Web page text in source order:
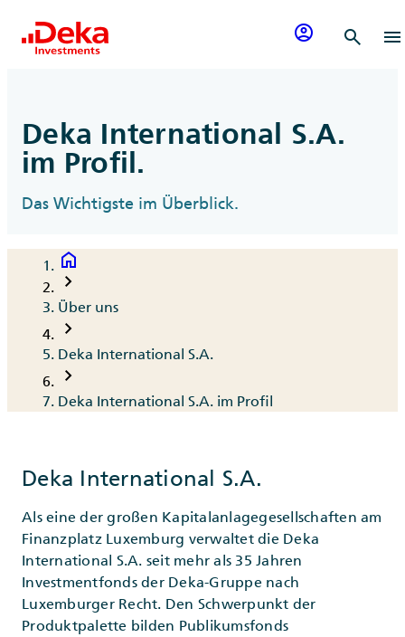
account_circle search menu
Deka International S.A.
im Profil.
Das Wichtigste im Überblick.
Breadcrumb
home
chevron_right
Über uns
chevron_right
Deka International S.A.
chevron_right
Deka International S.A. im Profil
Deka International S.A.
Als eine der großen Kapitalanlagegesellschaften am
Finanzplatz Luxemburg verwaltet die Deka
International S.A. seit mehr als 35 Jahren
Investmentfonds der Deka-Gruppe nach
Luxemburger Recht. Den Schwerpunkt der
Produktpalette bilden Publikumsfonds